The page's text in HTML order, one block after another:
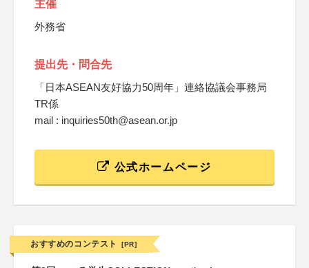
主催
外務省
提出先・問合先
「日本ASEAN友好協力50周年」連絡協議会事務局
TR係
mail : inquiries50th@asean.or.jp
公式ホームページ
おすすめのコンテスト [PR]